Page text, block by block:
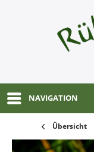
NAVIGATION
Übersicht